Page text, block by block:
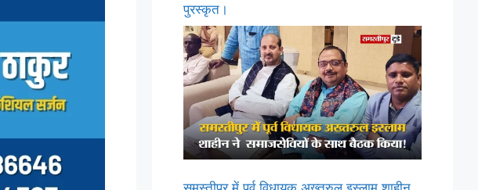
पुरस्कृत।